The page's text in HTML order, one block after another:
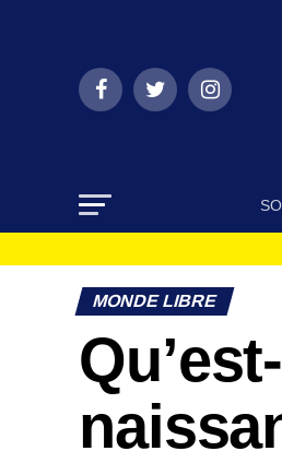
MONDE LIBRE